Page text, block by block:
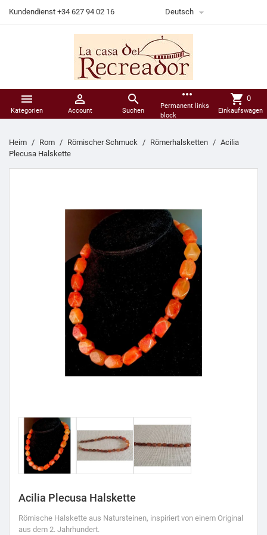
Kundendienst +34 627 94 02 16 Deutsch 

Kategorien

Account

Suchen
more_horiz
Permanent links
block
shopping_cart 0
Einkaufswagen
Heim Rom Römischer Schmuck Römerhalsketten
Acilia
Plecusa Halskette
Acilia Plecusa Halskette
Römische Halskette aus Natursteinen, inspiriert von einem Original
aus dem 2. Jahrhundert.